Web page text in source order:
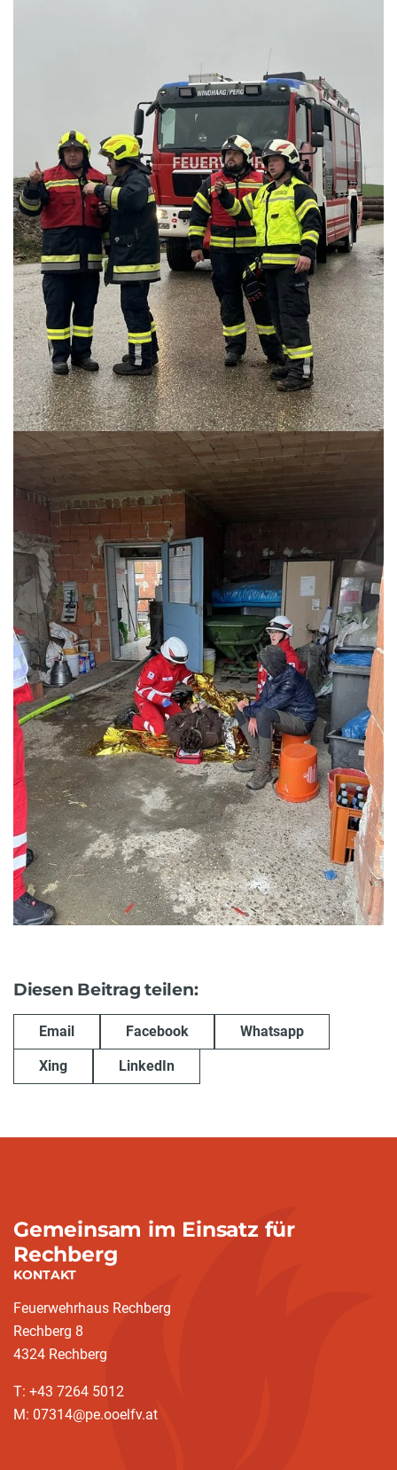
Diesen Beitrag teilen:
Email Facebook Whatsapp
Xing LinkedIn
Gemeinsam im Einsatz für
Rechberg
KONTAKT
Feuerwehrhaus Rechberg
Rechberg 8
4324 Rechberg
T: +43 7264 5012
M: 07314@pe.ooelfv.at